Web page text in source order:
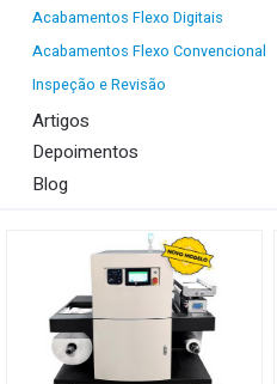
Impressoras Flexo Digitais
Acabamentos Flexo Digitais
Acabamentos Flexo
Inspeção e Revisão
Artigos
Depoimentos